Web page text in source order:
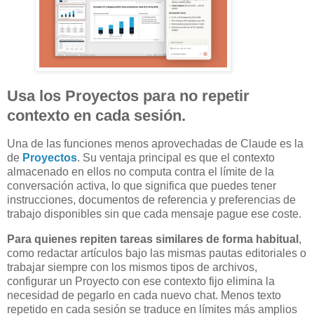
Usa los Proyectos para no repetir
contexto en cada sesión.
Una de las funciones menos aprovechadas de Claude es la
de Proyectos. Su ventaja principal es que el contexto
almacenado en ellos no computa contra el límite de la
conversación activa, lo que significa que puedes tener
instrucciones, documentos de referencia y preferencias de
trabajo disponibles sin que cada mensaje pague ese coste.
Para quienes repiten tareas similares de forma habitual ,
como redactar artículos bajo las mismas pautas editoriales o
trabajar siempre con los mismos tipos de archivos,
configurar un Proyecto con ese contexto fijo elimina la
necesidad de pegarlo en cada nuevo chat. Menos texto
repetido en cada sesión se traduce en límites más amplios